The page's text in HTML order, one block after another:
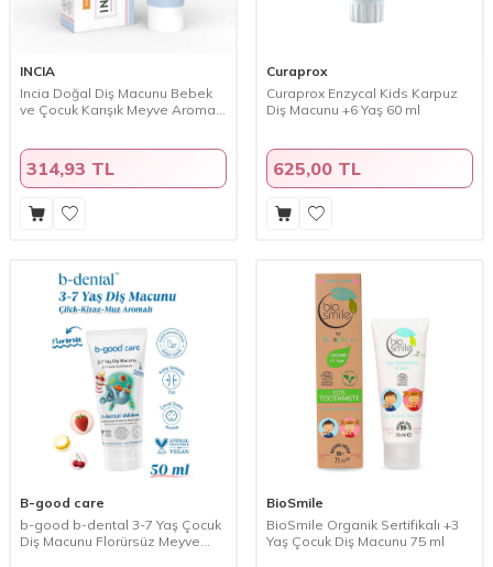
INCIA
Incia Doğal Diş Macunu Bebek
ve Çocuk Karışık Meyve Aromalı
314,93 TL
Curaprox
Curaprox Enzycal Kids Karpuz
Diş Macunu +6 Yaş 60 ml
625,00 TL
B-good care
b-good b-dental 3-7 Yaş Çocuk
Diş Macunu Florürsüz Meyve
BioSmile
BioSmile Organik Sertifikalı +3
Yaş Çocuk Diş Macunu 75 ml